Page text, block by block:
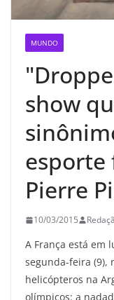
MUNDO
show
esporte
Pierre
10/03/2015
A França está em
segunda-feira (9),
helicópteros na
olímpicos: a